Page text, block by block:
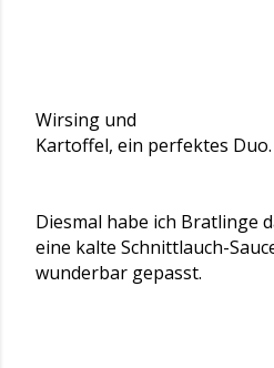
Wirsing und
Kartoffel, ein perfektes Duo.
Diesmal habe ich Bratlinge
eine kalte Schnittlauch-
wunderbar gepasst.